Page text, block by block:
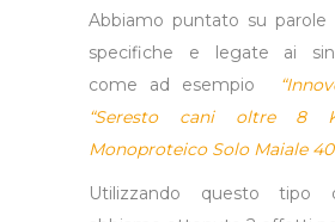
Abbiamo puntato su parole
specifiche e legate ai
come ad esempio
“Seresto cani oltre 8
Monoproteico Solo Maiale
Utilizzando questo tipo